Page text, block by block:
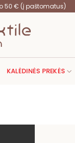
50 € (į paštomatus)
KALĖDINĖS PREKĖS